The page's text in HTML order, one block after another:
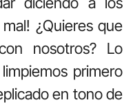
¿Quieres que
nosotros? Lo
primero
en tono de